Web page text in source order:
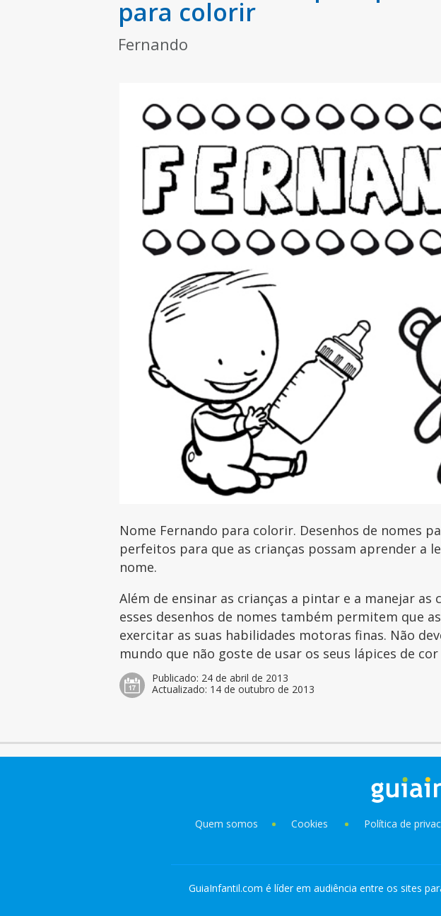
para colorir
Fernando
Nome Fernando para colorir. Desenhos de nomes
perfeitos para que as crianças possam aprender a
nome.
Além de ensinar as crianças a pintar e a manejar as
esses desenhos de nomes também permitem que
exercitar as suas habilidades motoras finas. Não
mundo que não goste de usar os seus lápices de
Publicado: 24 de abril de 2013
Actualizado: 14 de outubro de 2013
Quem somos Cookies Política de
GuiaInfantil.com é líder em audiência entre os sites